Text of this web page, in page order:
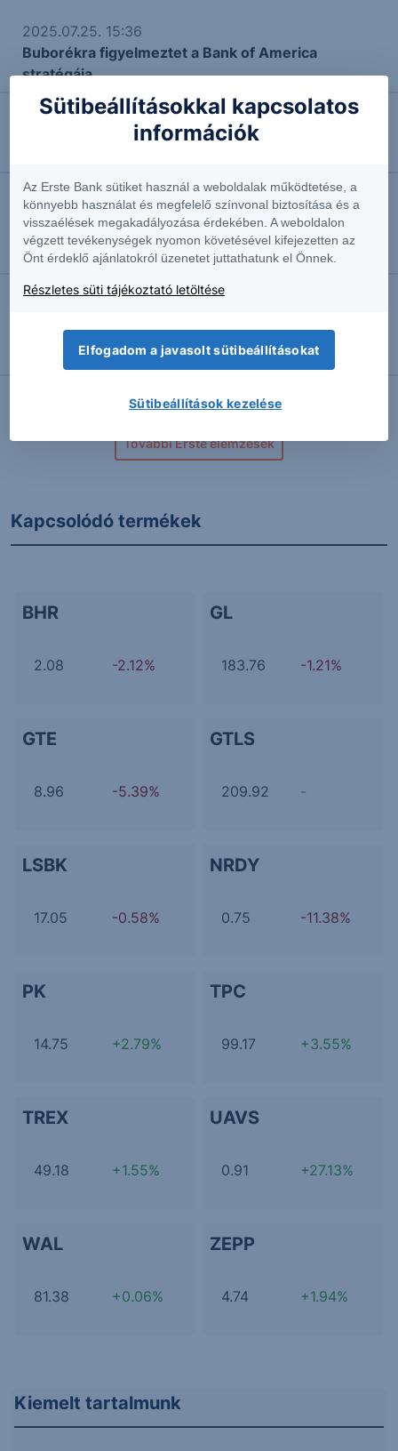
2025.07.25. 15:36
Buborékra figyelmeztet a Bank of America
stratégája
2025.06.18. 13:05
Nyomott áron is drága
Makrogazdasági elemző
Infláció: emelkedést hozott a május
Makrogazdasági elemző
További Erste elemzések
Kapcsolódó termékek
BHR
2.08 -2.12%
GL
183.76 -1.21%
GTE
8.96 -5.39%
GTLS
209.92 -
LSBK
17.05 -0.58%
NRDY
0.75 -11.38%
PK
14.75 +2.79%
TPC
99.17 +3.55%
TREX
49.18 +1.55%
UAVS
0.91 +27.13%
WAL
81.38 +0.06%
ZEPP
4.74 +1.94%
Kiemelt tartalmunk
Sütibeállításokkal kapcsolatos
információk
Az Erste Bank sütiket használ a weboldalak működtetése, a
könnyebb használat és megfelelő színvonal biztosítása és a
visszaélések megakadályozása érdekében. A weboldalon
végzett tevékenységek nyomon követésével kifejezetten az
Önt érdeklő ajánlatokról üzenetet juttathatunk el Önnek.
Részletes süti tájékoztató letöltése
Elfogadom a javasolt sütibeállításokat
Sütibeállítások kezelése